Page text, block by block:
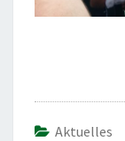
Aktuelles